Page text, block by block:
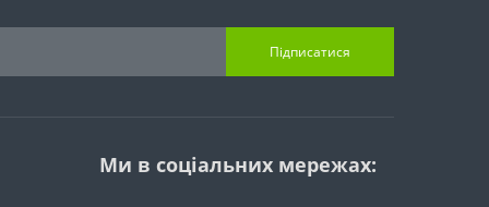
Підписатися
Ми в соціальних мережах: